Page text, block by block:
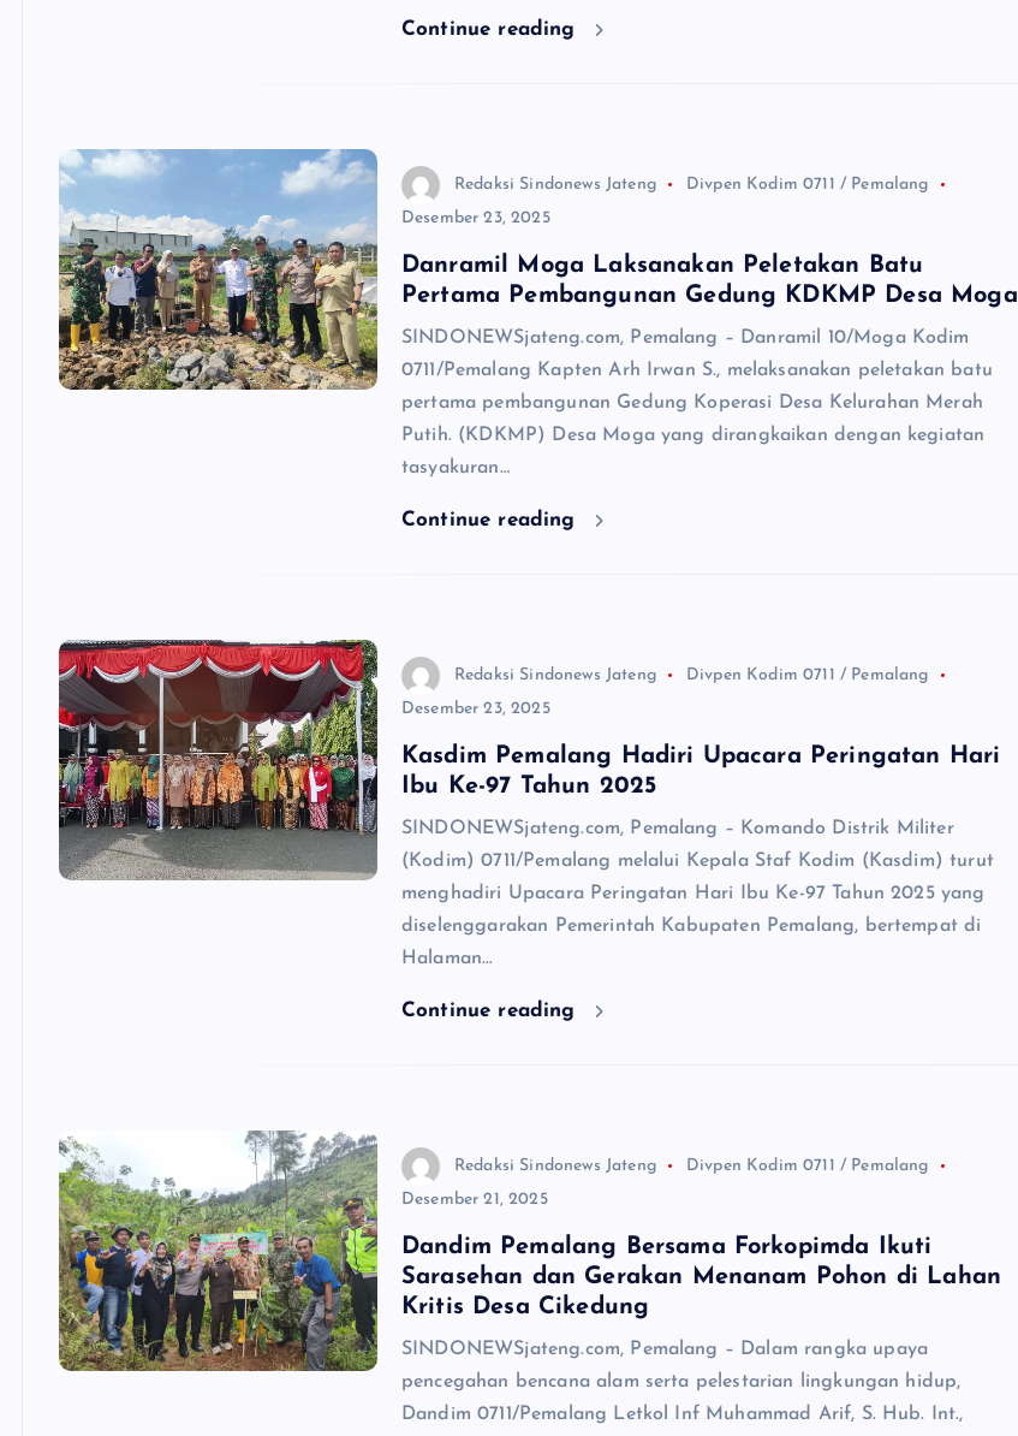
Continue reading
Redaksi Sindonews Jateng
Divpen Kodim 0711 / Pemalang
Desember 23, 2025
Danramil Moga Laksanakan Peletakan Batu
Pertama Pembangunan Gedung KDKMP Desa Moga
SINDONEWSjateng.com, Pemalang – Danramil 10/Moga Kodim
0711/Pemalang Kapten Arh Irwan S., melaksanakan peletakan batu
pertama pembangunan Gedung Koperasi Desa Kelurahan Merah
Putih. (KDKMP) Desa Moga yang dirangkaikan dengan kegiatan
tasyakuran…
Continue reading
Redaksi Sindonews Jateng
Divpen Kodim 0711 / Pemalang
Desember 23, 2025
Kasdim Pemalang Hadiri Upacara Peringatan Hari
Ibu Ke-97 Tahun 2025
SINDONEWSjateng.com, Pemalang – Komando Distrik Militer
(Kodim) 0711/Pemalang melalui Kepala Staf Kodim (Kasdim) turut
menghadiri Upacara Peringatan Hari Ibu Ke-97 Tahun 2025 yang
diselenggarakan Pemerintah Kabupaten Pemalang, bertempat di
Halaman…
Continue reading
Redaksi Sindonews Jateng
Divpen Kodim 0711 / Pemalang
Desember 21, 2025
Dandim Pemalang Bersama Forkopimda Ikuti
Sarasehan dan Gerakan Menanam Pohon di Lahan
Kritis Desa Cikedung
SINDONEWSjateng.com, Pemalang – Dalam rangka upaya
pencegahan bencana alam serta pelestarian lingkungan hidup,
Dandim 0711/Pemalang Letkol Inf Muhammad Arif, S. Hub. Int.,